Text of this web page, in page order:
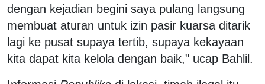
dengan kejadian begini saya pulang langsung
membuat aturan untuk izin pasir kuarsa ditarik
lagi ke pusat supaya tertib, supaya kekayaan
kita dapat kita kelola dengan baik," ucap Bahlil.